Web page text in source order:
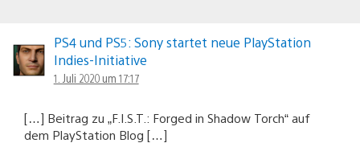
PS4 und PS5: Sony startet neue PlayStation
Indies-Initiative
1. Juli 2020 um 17:17
[…] Beitrag zu „F.I.S.T.: Forged in Shadow Torch“ auf
dem PlayStation Blog […]